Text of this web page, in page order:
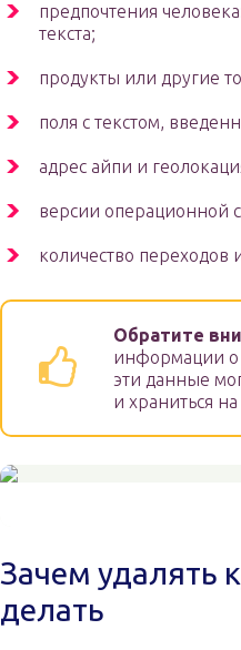
предпочтения
текста;
продукты или другие
поля с текстом,
адрес айпи и
версии операционной
количество переходов
Обратите
информации о
эти данные
и храниться
Зачем удалять
делать